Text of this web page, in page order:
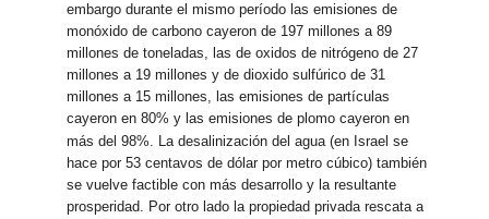
embargo durante el mismo período las emisiones de
monóxido de carbono cayeron de 197 millones a 89
millones de toneladas, las de oxidos de nitrógeno de 27
millones a 19 millones y de dioxido sulfúrico de 31
millones a 15 millones, las emisiones de partículas
cayeron en 80% y las emisiones de plomo cayeron en
más del 98%. La desalinización del agua (en Israel se
hace por 53 centavos de dólar por metro cúbico) también
se vuelve factible con más desarrollo y la resultante
prosperidad. Por otro lado la propiedad privada rescata a